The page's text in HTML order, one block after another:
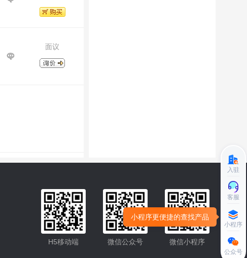
面议
微信小程序
微信公众号
H5移动端
入驻
客服
小程序
小程序更便捷的查找产品
公众号